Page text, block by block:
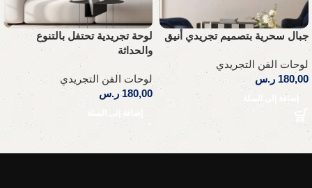
جبال سحرية بتصميم تجريدي أنيق
لوحات الفن التجريدي
180,00 ر.س
إضافة إلى السلة
لوحة تجريدية تحتفل بالتنوع
والحداثة
لوحات الفن التجريدي
180,00 ر.س
إضافة إلى السلة
Read More